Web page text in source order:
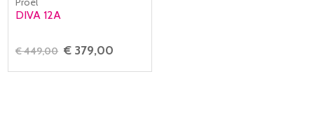
DIVA 12A
€ 449,00 € 379,00